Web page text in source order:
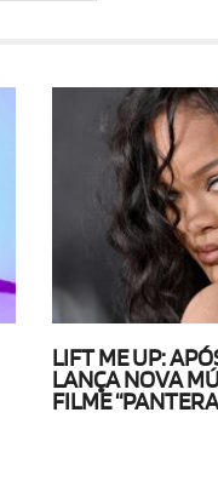
LIFT ME UP:
LANÇA NOVA
FILME